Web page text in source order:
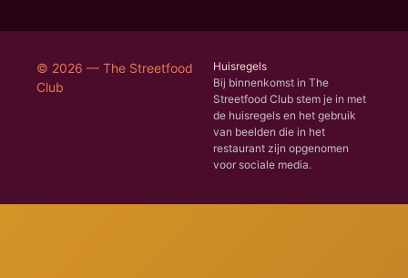
© 2026 — The Streetfood
Club
Huisregels
Bij binnenkomst in The
Streetfood Club stem je in met
de huisregels en het gebruik
van beelden die in het
restaurant zijn opgenomen
voor sociale media.